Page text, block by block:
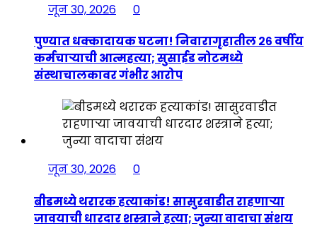
जून 30, 2026
0
पुण्यात धक्कादायक घटना! निवारागृहातील २६ वर्षीय
कर्मचाऱ्याची आत्महत्या; सुसाईड नोटमध्ये
संस्थाचालकावर गंभीर आरोप
जून 30, 2026
0
बीडमध्ये थरारक हत्याकांड! सासुरवाडीत राहणाऱ्या
जावयाची धारदार शस्त्राने हत्या; जुन्या वादाचा संशय